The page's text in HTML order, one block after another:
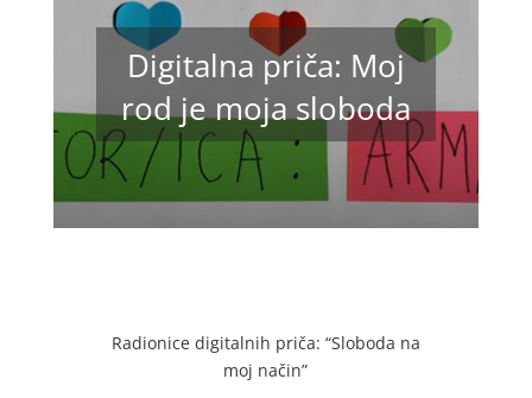
Digitalna priča: Moj
rod je moja sloboda
Radionice digitalnih priča: “Sloboda na
moj način”